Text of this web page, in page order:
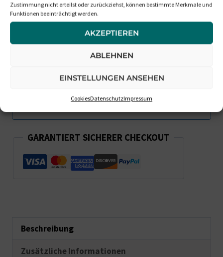
Zustimmung nicht erteilst oder zurückziehst, können bestimmte Merkmale und
Funktionen beeinträchtigt werden.
AKZEPTIEREN
ABLEHNEN
EINSTELLUNGEN ANSEHEN
CookiesDatenschutzImpressum
GARANTIERT SICHERER CHECKOUT
Beschreibung
Zusätzliche Informationen